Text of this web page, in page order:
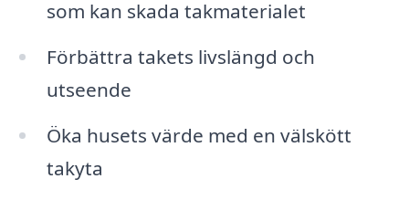
som kan skada takmaterialet
Förbättra takets livslängd och
utseende
Öka husets värde med en välskött
takyta